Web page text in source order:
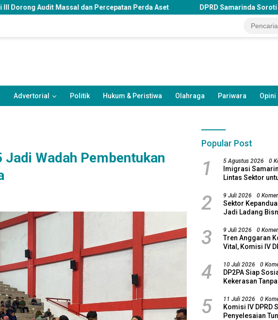
dan Percepatan Perda Aset DPRD Samarinda Soroti Penghentian Bosda
Advertorial Politik Hukum & Peristiwa Olahraga Pariwara Opini
Wadah Pembentukan
Popular Post
1 5 Agustus 2026 0
Imigrasi
Lintas Sektor
2 9 Juli 2026 0
Sektor
Jadi Ladang
Potensi Maritim
3 9 Juli 2026 0
Tren Anggaran
Vital, Komisi IV
4 10 Juli 2026 0
DP2PA Siap
Kekerasan
5 11 Juli 2026 0
Komisi IV DPRD
Penyelesaian